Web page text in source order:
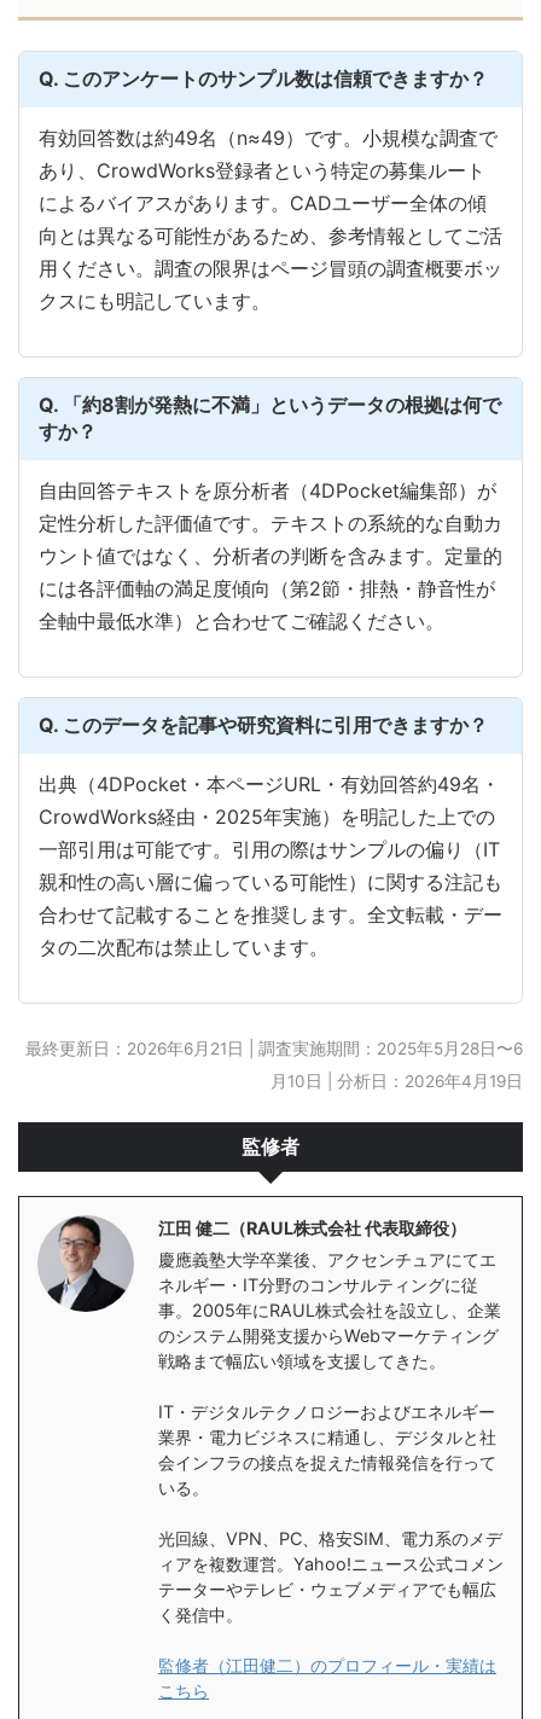
Q. このアンケートのサンプル数は信頼できますか？
有効回答数は約49名（n≈49）です。小規模な調査で
あり、CrowdWorks登録者という特定の募集ルート
によるバイアスがあります。CADユーザー全体の傾
向とは異なる可能性があるため、参考情報としてご活
用ください。調査の限界はページ冒頭の調査概要ボッ
クスにも明記しています。
Q. 「約8割が発熱に不満」というデータの根拠は何で
すか？
自由回答テキストを原分析者（4DPocket編集部）が
定性分析した評価値です。テキストの系統的な自動カ
ウント値ではなく、分析者の判断を含みます。定量的
には各評価軸の満足度傾向（第2節・排熱・静音性が
全軸中最低水準）と合わせてご確認ください。
Q. このデータを記事や研究資料に引用できますか？
出典（4DPocket・本ページURL・有効回答約49名・
CrowdWorks経由・2025年実施）を明記した上での
一部引用は可能です。引用の際はサンプルの偏り（IT
親和性の高い層に偏っている可能性）に関する注記も
合わせて記載することを推奨します。全文転載・デー
タの二次配布は禁止しています。
最終更新日：2026年6月21日 | 調査実施期間：2025年5月28日〜6
月10日 | 分析日：2026年4月19日
監修者
江田 健二（RAUL株式会社 代表取締役）
慶應義塾大学卒業後、アクセンチュアにてエ
ネルギー・IT分野のコンサルティングに従
事。2005年にRAUL株式会社を設立し、企業
のシステム開発支援からWebマーケティング
戦略まで幅広い領域を支援してきた。
IT・デジタルテクノロジーおよびエネルギー
業界・電力ビジネスに精通し、デジタルと社
会インフラの接点を捉えた情報発信を行って
いる。
光回線、VPN、PC、格安SIM、電力系のメデ
ィアを複数運営。Yahoo!ニュース公式コメン
テーターやテレビ・ウェブメディアでも幅広
く発信中。
監修者（江田健二）のプロフィール・実績は
こちら